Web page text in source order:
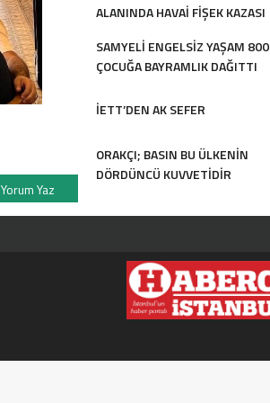
Yorum Yaz
ALANINDA HAVAI FIŞEK KAZASI
SAMYELI ENGELSIZ YAŞAM 800
ÇOCUĞA BAYRAMLIK DAĞITTI
İETT’DEN AK SEFER
ORAKÇI; BASIN BU ÜLKENIN
DÖRDÜNCÜ KUVVETIDIR